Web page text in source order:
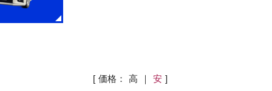
[ 価格：高 ｜ 安 ]